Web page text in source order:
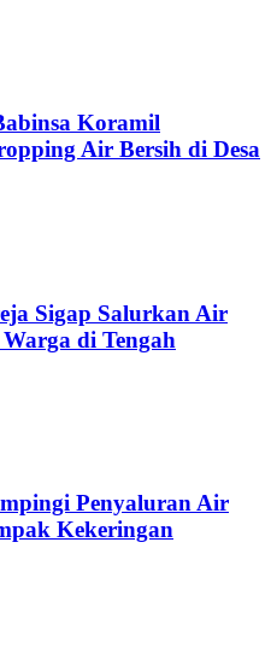
Koramil
Air Bersih di Desa
Sigap Salurkan Air
di Tengah
Penyaluran Air
Kekeringan